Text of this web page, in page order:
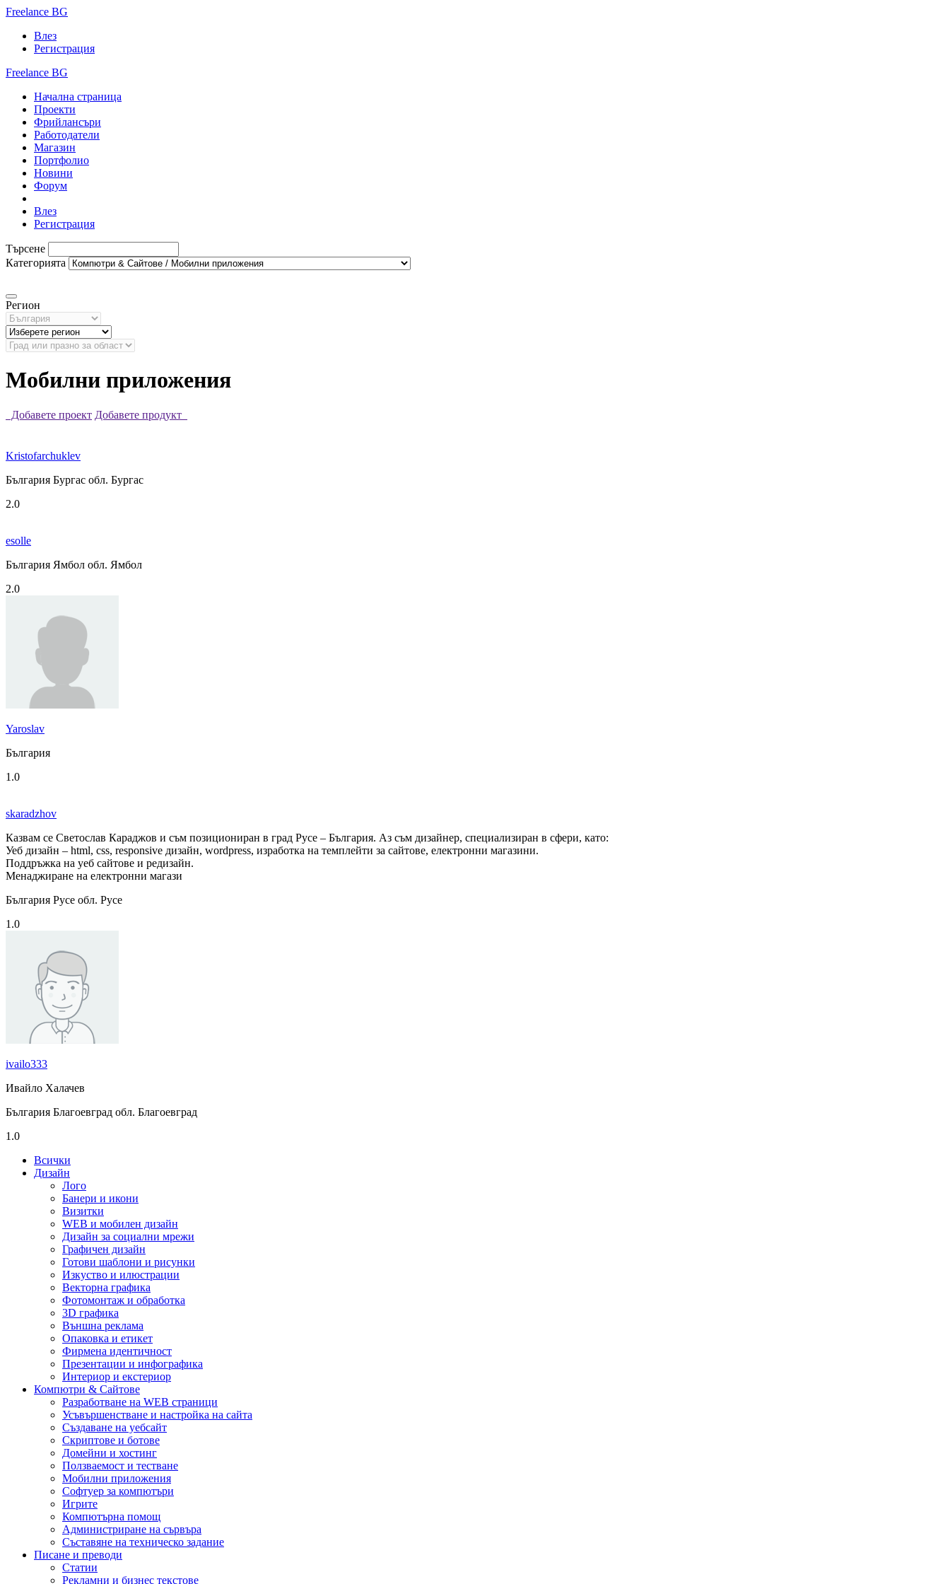
Freelance BG
Влез
Регистрация
Freelance BG
Начална страница
Проекти
Фрийлансъри
Работодатели
Магазин
Портфолио
Новини
Форум
Влез
Регистрация
Търсене
Категорията
Регион
Мобилни приложения
Добавете проект Добавете продукт
Kristofarchuklev
България Бургас обл. Бургас
2.0
esolle
България Ямбол обл. Ямбол
2.0
Yaroslav
България
1.0
skaradzhov
Казвам се Светослав Караджов и съм позициониран в град Русе – България. Аз съм дизайнер, специализиран в сфери, като:
Уеб дизайн – html, css, responsive дизайн, wordpress, изработка на темплейти за сайтове, електронни магазини.
Поддръжка на уеб сайтове и редизайн.
Менаджиране на електронни магази
България Русе обл. Русе
1.0
ivailo333
Ивайло Халачев
България Благоевград обл. Благоевград
1.0
Всички
Дизайн
Лого
Банери и икони
Визитки
WEB и мобилен дизайн
Дизайн за социални мрежи
Графичен дизайн
Готови шаблони и рисунки
Изкуство и илюстрации
Векторна графика
Фотомонтаж и обработка
3D графика
Външна реклама
Опаковка и етикет
Фирмена идентичност
Презентации и инфографика
Интериор и екстериор
Компютри & Сайтове
Разработване на WEB страници
Усъвършенстване и настройка на сайта
Създаване на уебсайт
Скриптове и ботове
Домейни и хостинг
Ползваемост и тестване
Мобилни приложения
Софтуер за компютъри
Игрите
Компютърна помощ
Администриране на сървъра
Съставяне на техническо задание
Писане и преводи
Статии
Рекламни и бизнес текстове